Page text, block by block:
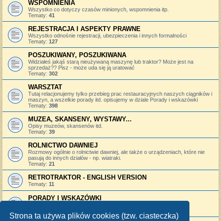
Strona ta używa plików cookies (tzw. ciasteczka)
WSPOMNIENIA
Wszystko co dotyczy czasów minionych, wspomnienia itp.
Tematy: 41
REJESTRACJA I ASPEKTY PRAWNE
Wszystko odnośnie rejestracji, ubezpieczenia i innych formalności
Tematy: 127
POSZUKIWANY, POSZUKIWANA
Widziałeś jakąś starą nieużywaną maszynę lub traktor? Może jest na
sprzedaż?? Pisz - może uda się ją uratować
Tematy: 302
WARSZTAT
Tutaj relacjonujemy tylko przebieg prac restauracyjnych naszych ciągników i
maszyn, a wszelkie porady itd. opisujemy w dziale Porady i wskazówki
Tematy: 398
MUZEA, SKANSENY, WYSTAWY...
Opisy muzeów, skansenów itd.
Tematy: 39
ROLNICTWO DAWNIEJ
Rozmowy ogólnie o rolnictwie dawniej, ale także o urządzeniach, które nie
pasują do innych działów - np. wiatraki.
Tematy: 21
RETROTRAKTOR - ENGLISH VERSION
Tematy: 11
PORADY I WSKAZÓWKI